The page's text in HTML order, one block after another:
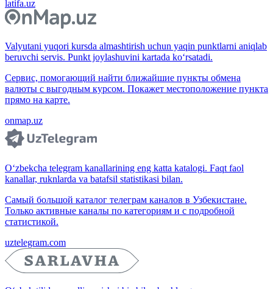
latifa.uz
Valyutani yuqori kursda almashtirish uchun yaqin punktlarni aniqlab
beruvchi servis. Punkt joylashuvini kartada ko‘rsatadi.
Сервис, помогающий найти ближайшие пункты обмена
валюты с выгодным курсом. Покажет местоположение пункта
прямо на карте.
onmap.uz
O‘zbekcha telegram kanallarining eng katta katalogi. Faqt faol
kanallar, ruknlarda va batafsil statistikasi bilan.
Самый большой каталог телеграм каналов в Узбекистане.
Только активные каналы по категориям и с подробной
статистикой.
uztelegram.com